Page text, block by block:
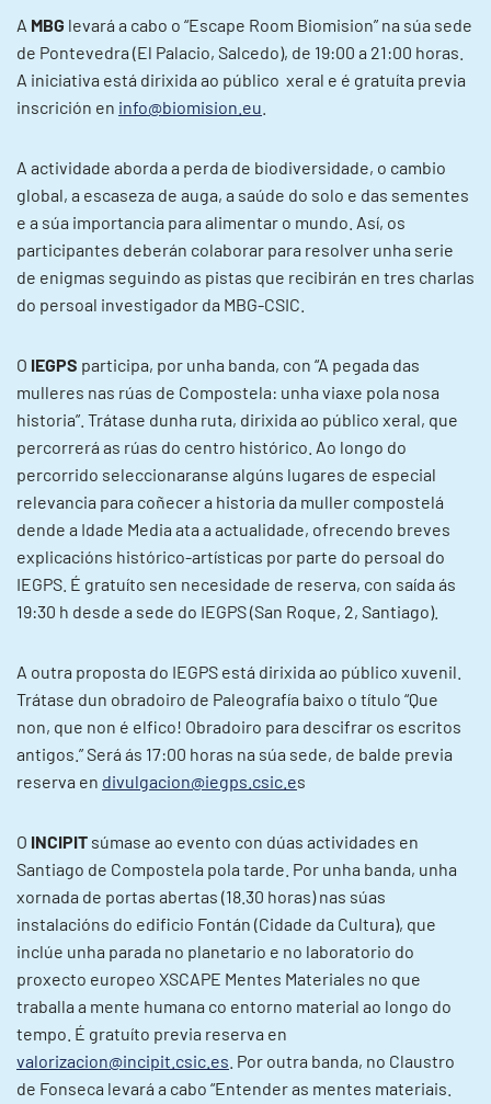
A MBG levará a cabo o “Escape Room Biomision” na súa sede
de Pontevedra (El Palacio, Salcedo), de 19:00 a 21:00 horas.
A iniciativa está dirixida ao público xeral e é gratuíta previa
inscrición en info@biomision.eu
A actividade aborda a perda de biodiversidade, o cambio
global, a escaseza de auga, a saúde do solo e das sementes
e a súa importancia para alimentar o mundo. Así, os
participantes deberán colaborar para resolver unha serie
de enigmas seguindo as pistas que recibirán en tres charlas
do persoal investigador da MBG-CSIC.
O IEGPS participa, por unha banda, con “A pegada das
mulleres nas rúas de Compostela: unha viaxe pola nosa
historia”. Trátase dunha ruta, dirixida ao público xeral, que
percorrerá as rúas do centro histórico. Ao longo do
percorrido seleccionaranse algúns lugares de especial
relevancia para coñecer a historia da muller compostelá
dende a Idade Media ata a actualidade, ofrecendo breves
explicacións histórico-artísticas por parte do persoal do
IEGPS. É gratuíto sen necesidade de reserva, con saída ás
19:30 h desde a sede do IEGPS (San Roque, 2, Santiago).
A outra proposta do IEGPS está dirixida ao público xuvenil.
Trátase dun obradoiro de Paleografía baixo o título “Que
non, que non é elfico! Obradoiro para descifrar os escritos
antigos.” Será ás 17:00 horas na súa sede, de balde previa
reserva en divulgacion@iegps.csic.es
O INCIPIT súmase ao evento con dúas actividades en
Santiago de Compostela pola tarde. Por unha banda, unha
xornada de portas abertas (18.30 horas) nas súas
instalacións do edificio Fontán (Cidade da Cultura), que
inclúe unha parada no planetario e no laboratorio do
proxecto europeo XSCAPE Mentes Materiales no que
traballa a mente humana co entorno material ao longo do
tempo. É gratuíto previa reserva en
valorizacion@incipit.csic.es . Por outra banda, no Claustro
de Fonseca levará a cabo “Entender as mentes materiais.